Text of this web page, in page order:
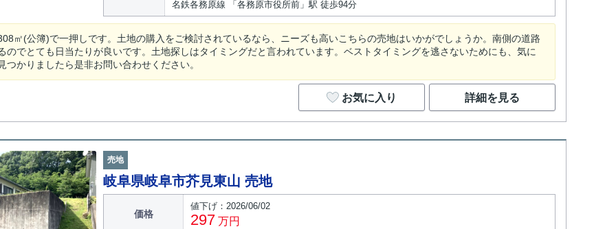
名鉄各務原線 「各務原市役所前」駅 徒歩94分
㎡(公簿)で一押しです。土地の購入をご検討されているなら、ニーズも高いこちらの売地はいかがでしょうか。南側の道路
のでとても日当たりが良いです。土地探しはタイミングだと言われています。ベストタイミングを逃さないためにも、気に
つかりましたら是非お問い合わせください。
お気に入り 詳細を見る
売地
岐阜県岐阜市芥見東山 売地
価格
値下げ：2026/06/02
297 万円